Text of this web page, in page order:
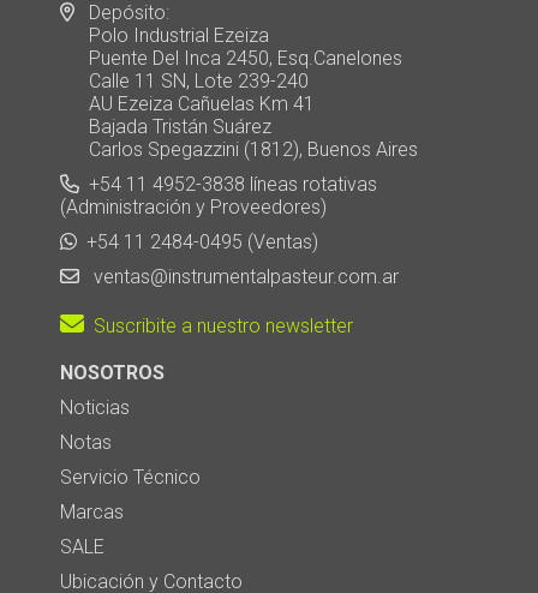
Depósito:
Polo Industrial Ezeiza
Puente Del Inca 2450, Esq.Canelones
Calle 11 SN, Lote 239-240
AU Ezeiza Cañuelas Km 41
Bajada Tristán Suárez
Carlos Spegazzini (1812), Buenos Aires
+54 11 4952-3838 líneas rotativas
(Administración y Proveedores)
+54 11 2484-0495 (Ventas)
ventas@instrumentalpasteur.com.ar
Suscribite a nuestro newsletter
NOSOTROS
Noticias
Notas
Servicio Técnico
Marcas
SALE
Ubicación y Contacto